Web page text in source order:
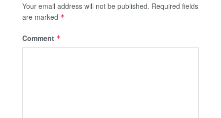
Your email address will not be published. Required fields
are marked *
Comment *